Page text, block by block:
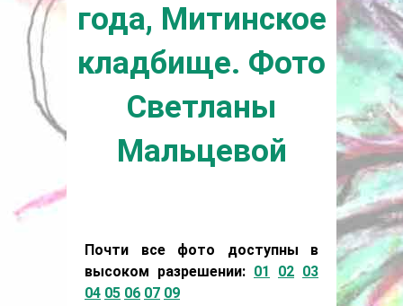
года, Митинское
кладбище. Фото
Светланы
Мальцевой
Почти все фото доступны в
высоком разрешении: 01 02 03
04 05 06 07 09